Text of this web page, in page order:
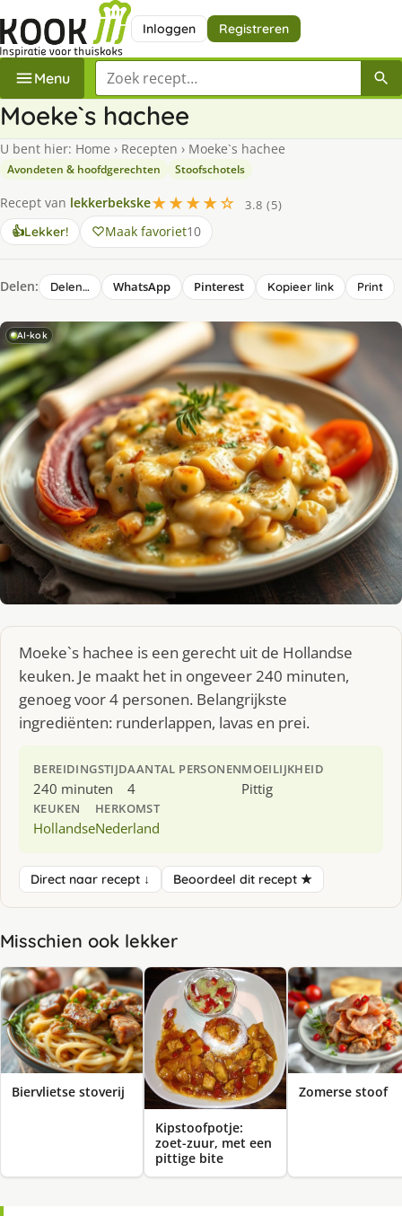
Inloggen Registreren
Menu Zoek een recept
Moeke`s hachee
U bent hier: Home › Recepten › Moeke`s hachee
Avondeten & hoofdgerechten Stoofschotels
Recept van lekkerbekske★★★★☆
3.8 (5)
👍Lekker! Maak favoriet10
Delen: Delen… WhatsApp Pinterest Kopieer link Print
AI-kok
Moeke`s hachee is een gerecht uit de Hollandse
keuken. Je maakt het in ongeveer 240 minuten,
genoeg voor 4 personen. Belangrijkste
ingrediënten: runderlappen, lavas en prei.
BEREIDINGSTIJD
240 minuten
AANTAL PERSONEN
4
MOEILIJKHEID
Pittig
KEUKEN
Hollandse
HERKOMST
Nederland
Direct naar recept ↓ Beoordeel dit recept ★
Misschien ook lekker
Biervlietse stoverij
Kipstoofpotje:
zoet-zuur, met een
pittige bite
Zomerse stoof